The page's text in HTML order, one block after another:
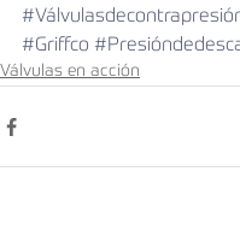
#Griffco
Válvulas en acción